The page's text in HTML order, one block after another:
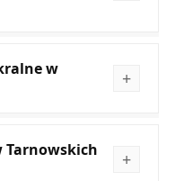
w
Tarnowskich